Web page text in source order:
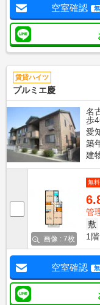
空室確認
賃貸ハイツ
プルミエ慶
名
歩
愛
築
建
画像 : 7枚
無
管
敷
1階
空室確認